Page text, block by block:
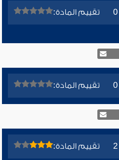
تقييم المادة:
تقييم المادة:
تقييم المادة: